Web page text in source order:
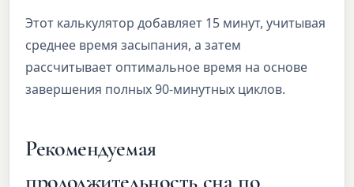
Этот калькулятор добавляет 15 минут, учитывая
среднее время засыпания, а затем
рассчитывает оптимальное время на основе
завершения полных 90-минутных циклов.
Рекомендуемая